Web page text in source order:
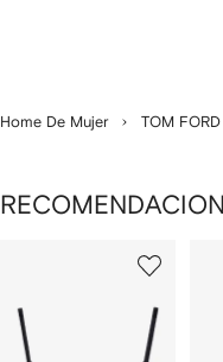
Home De Mujer TOM FORD